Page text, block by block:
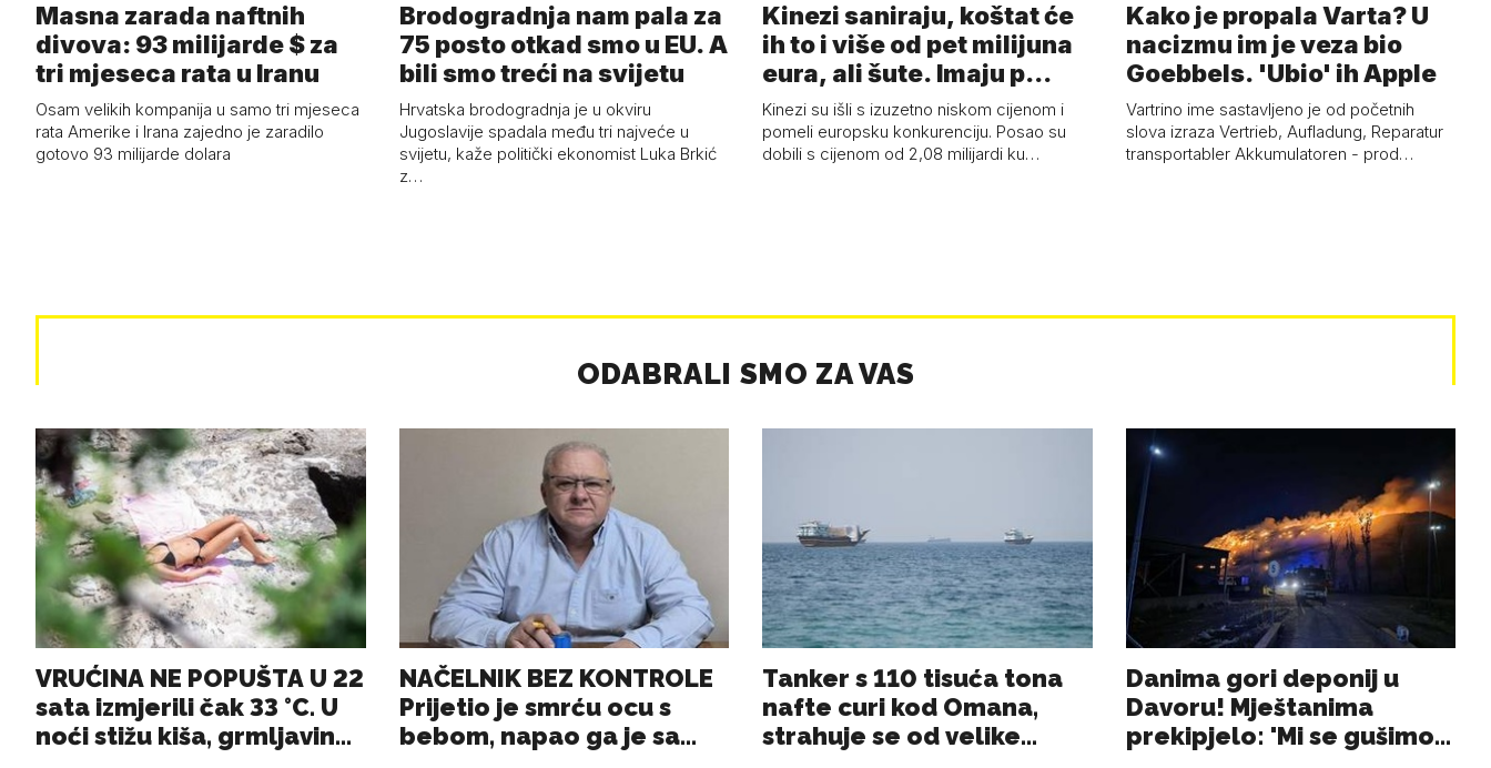
Masna zarada naftnih
divova: 93 milijarde $ za
tri mjeseca rata u Iranu
Osam velikih kompanija u samo tri mjeseca
rata Amerike i Irana zajedno je zaradilo
gotovo 93 milijarde dolara
Brodogradnja nam pala za
75 posto otkad smo u EU. A
bili smo treći na svijetu
Hrvatska brodogradnja je u okviru
Jugoslavije spadala među tri najveće u
svijetu, kaže politički ekonomist Luka Brkić
z…
Kinezi saniraju, koštat će
ih to i više od pet milijuna
eura, ali šute. Imaju p…
Kinezi su išli s izuzetno niskom cijenom i
pomeli europsku konkurenciju. Posao su
dobili s cijenom od 2,08 milijardi ku…
Kako je propala Varta? U
nacizmu im je veza bio
Goebbels. 'Ubio' ih Apple
Vartrino ime sastavljeno je od početnih
slova izraza Vertrieb, Aufladung, Reparatur
transportabler Akkumulatoren - prod…